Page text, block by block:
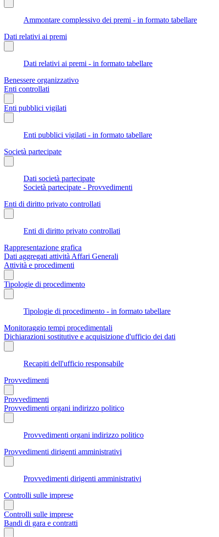
Ammontare complessivo dei premi - in formato tabellare
Dati relativi ai premi
Dati relativi ai premi - in formato tabellare
Benessere organizzativo
Enti controllati
Enti pubblici vigilati
Enti pubblici vigilati - in formato tabellare
Società partecipate
Dati società partecipate
Società partecipate - Provvedimenti
Enti di diritto privato controllati
Enti di diritto privato controllati
Rappresentazione grafica
Dati aggregati attività Affari Generali
Attività e procedimenti
Tipologie di procedimento
Tipologie di procedimento - in formato tabellare
Monitoraggio tempi procedimentali
Dichiarazioni sostitutive e acquisizione d'ufficio dei dati
Recapiti dell'ufficio responsabile
Provvedimenti
Provvedimenti
Provvedimenti organi indirizzo politico
Provvedimenti organi indirizzo politico
Provvedimenti dirigenti amministrativi
Provvedimenti dirigenti amministrativi
Controlli sulle imprese
Controlli sulle imprese
Bandi di gara e contratti